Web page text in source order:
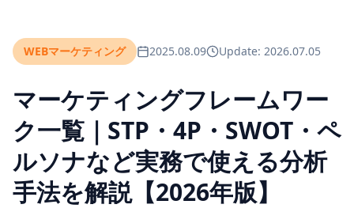
WEBマーケティング 2025.08.09 Update: 2026.07.05
マーケティングフレームワー
ク一覧｜STP・4P・SWOT・ペ
ルソナなど実務で使える分析
手法を解説【2026年版】